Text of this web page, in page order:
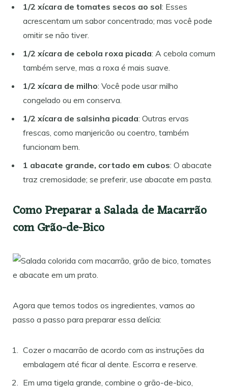
1/2 xícara de tomates secos ao sol: Esses
acrescentam um sabor concentrado; mas você pode
omitir se não tiver.
1/2 xícara de cebola roxa picada: A cebola comum
também serve, mas a roxa é mais suave.
1/2 xícara de milho: Você pode usar milho
congelado ou em conserva.
1/2 xícara de salsinha picada: Outras ervas
frescas, como manjericão ou coentro, também
funcionam bem.
1 abacate grande, cortado em cubos: O abacate
traz cremosidade; se preferir, use abacate em pasta.
Como Preparar a Salada de Macarrão
com Grão-de-Bico
Agora que temos todos os ingredientes, vamos ao
passo a passo para preparar essa delícia:
Cozer o macarrão de acordo com as instruções da
embalagem até ficar al dente. Escorra e reserve.
Em uma tigela grande, combine o grão-de-bico,